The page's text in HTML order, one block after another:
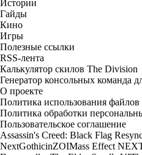
Истории
Гайды
Кино
Игры
Полезные ссылки
RSS-лента
Калькулятор скилов The Division
Генератор консольных команда
О проекте
Политика использования файлов
Политика обработки
Пользовательское соглашение
Assassin's Creed: Black Flag
NextGothicinZOIMass Effect